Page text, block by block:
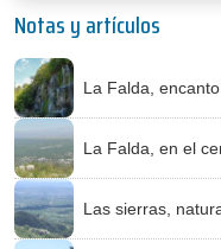
Notas y artículos
La Falda,
La Falda, en el
Las sierras,